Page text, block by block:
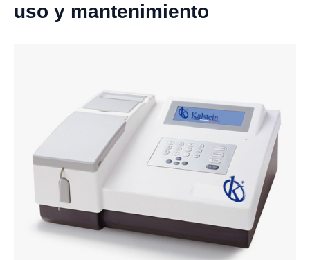
uso y mantenimiento